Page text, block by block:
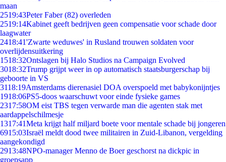
maan
2519:43Peter Faber (82) overleden
2519:14Kabinet geeft bedrijven geen compensatie voor schade door
laagwater
2418:41'Zwarte weduwes' in Rusland trouwen soldaten voor
overlijdensuitkering
1518:32Ontslagen bij Halo Studios na Campaign Evolved
3018:32Trump grijpt weer in op automatisch staatsburgerschap bij
geboorte in VS
3118:19Amsterdams dierenasiel DOA overspoeld met babykonijntjes
1918:06PS5-doos waarschuwt voor einde fysieke games
2317:58OM eist TBS tegen verwarde man die agenten stak met
aardappelschilmesje
1317:41Meta krijgt half miljard boete voor mentale schade bij jongeren
6915:03Israël meldt dood twee militairen in Zuid-Libanon, vergelding
aangekondigd
2913:48NPO-manager Menno de Boer geschorst na dickpic in
groepsapp